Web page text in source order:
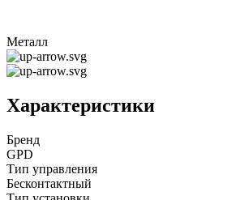
Металл
Характеристики
Бренд
GPD
Тип управления
Бесконтактный